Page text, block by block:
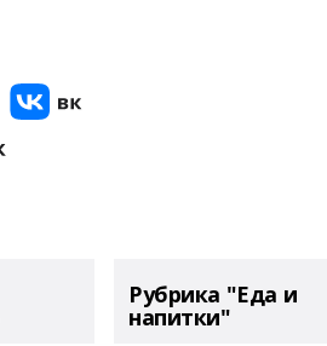
Рубрика "Еда и
напитки"